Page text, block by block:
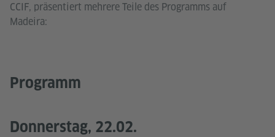
CCIF, präsentiert mehrere Teile des Programms auf
Madeira:
Programm
Donnerstag, 22.02.